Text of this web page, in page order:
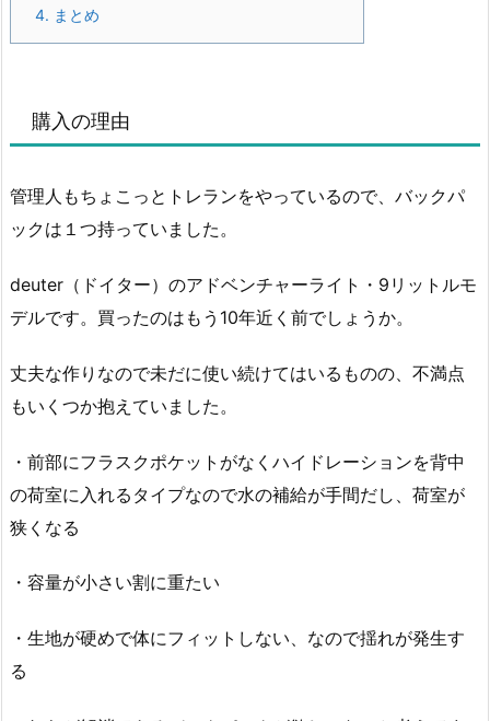
4. まとめ
購入の理由
管理人もちょこっとトレランをやっているので、バックパ
ックは１つ持っていました。
deuter（ドイター）のアドベンチャーライト・9リットルモ
デルです。買ったのはもう10年近く前でしょうか。
丈夫な作りなので未だに使い続けてはいるものの、不満点
もいくつか抱えていました。
・前部にフラスクポケットがなくハイドレーションを背中
の荷室に入れるタイプなので水の補給が手間だし、荷室が
狭くなる
・容量が小さい割に重たい
・生地が硬めで体にフィットしない、なので揺れが発生す
る